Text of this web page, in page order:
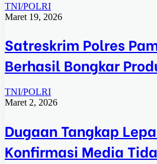
TNI/POLRI
Maret 19, 2026
Satreskrim Polres
Berhasil Bongkar
TNI/POLRI
Maret 2, 2026
Dugaan Tangkap
Konfirmasi Media